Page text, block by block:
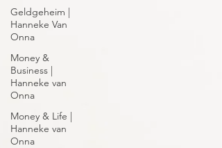
Geldgeheim |
Hanneke Van
Onna
Money &
Business |
Hanneke van
Onna
Money & Life |
Hanneke van
Onna